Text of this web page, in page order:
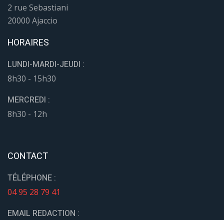
2 rue Sebastiani
20000 Ajaccio
HORAIRES
LUNDI-MARDI-JEUDI :
8h30 - 15h30
MERCREDI :
8h30 - 12h
CONTACT
TÉLÉPHONE :
04 95 28 79 41
EMAIL REDACTION :